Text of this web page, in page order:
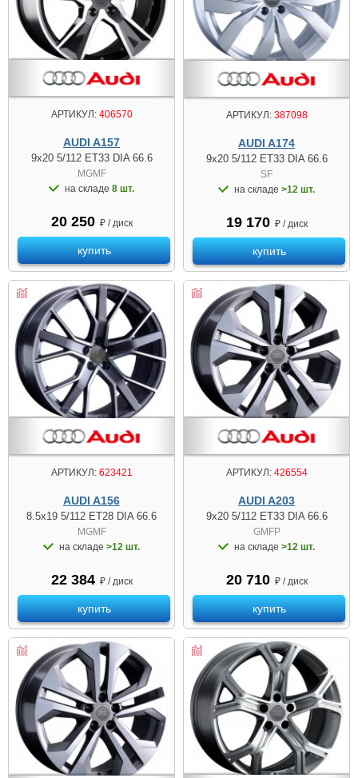
АРТИКУЛ:406570
AUDI A157
9x20 5/112 ET33 DIA 66.6
MGMF
на складе 8 шт.
20 250 ₽ / диск
купить
АРТИКУЛ:387098
AUDI A174
9x20 5/112 ET33 DIA 66.6
SF
на складе >12 шт.
19 170 ₽ / диск
купить
АРТИКУЛ:623421
AUDI A156
8.5x19 5/112 ET28 DIA 66.6
MGMF
на складе >12 шт.
22 384 ₽ / диск
купить
АРТИКУЛ:426554
AUDI A203
9x20 5/112 ET33 DIA 66.6
GMFP
на складе >12 шт.
20 710 ₽ / диск
купить